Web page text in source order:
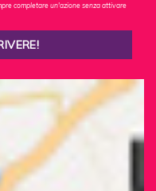
completare un'azione senza attivare